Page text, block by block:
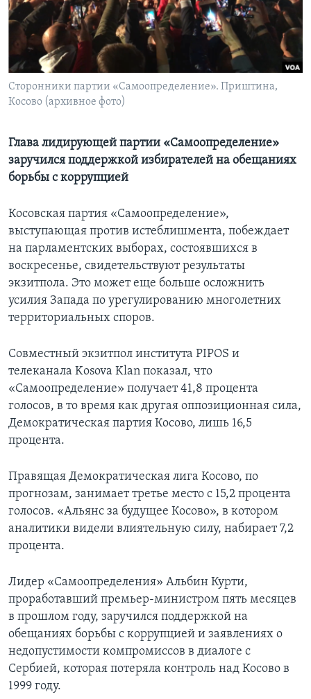
Learning English
СОЦИАЛЬНЫЕ СЕТИ
Сторонники партии «Самоопределение». Приштина,
Косово (архивное фото)
Глава лидирующей партии «Самоопределение»
заручился поддержкой избирателей на обещаниях
борьбы с коррупцией
Косовская партия «Самоопределение»,
выступающая против истеблишмента, побеждает
на парламентских выборах, состоявшихся в
воскресенье, свидетельствуют результаты
экзитпола. Это может еще больше осложнить
усилия Запада по урегулированию многолетних
территориальных споров.
Совместный экзитпол института PIPOS и
телеканала Kosova Klan показал, что
«Самоопределение» получает 41,8 процента
голосов, в то время как другая оппозиционная сила,
Демократическая партия Косово, лишь 16,5
процента.
Правящая Демократическая лига Косово, по
прогнозам, занимает третье место с 15,2 процента
голосов. «Альянс за будущее Косово», в котором
аналитики видели влиятельную силу, набирает 7,2
процента.
Лидер «Самоопределения» Альбин Курти,
проработавший премьер-министром пять месяцев
в прошлом году, заручился поддержкой на
обещаниях борьбы с коррупцией и заявлениях о
недопустимости компромиссов в диалоге с
Сербией, которая потеряла контроль над Косово в
1999 году.